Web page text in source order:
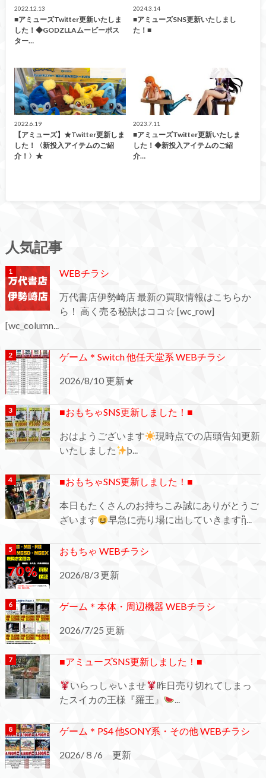
2022.12.13
■アミューズTwitter更新いたしま
した！◆GODZLLAムービーポス
ター…
2024.3.14
■アミューズSNS更新いたしまし
た！■
2022.6.19
【アミューズ】★Twitter更新しま
した！〈新投入アイテムのご紹
介！〉★
アミューズ
2023.7.11
■アミューズTwitter更新いたしま
した！◆新投入アイテムのご紹
介…
人気記事
WEBチラシ
万代書店伊勢崎店 最新の買取情報はこちらか
ら！ 高く売る秘訣はココ☆ [wc_row]
[wc_column...
ゲーム＊Switch 他任天堂系 WEBチラシ
2026/8/10 更新★
■おもちゃSNS更新しました！■
おはようございます
現時点での店頭告知更新
いたしました
þ...
■おもちゃSNS更新しました！■
本日もたくさんのお持ちこみ誠にありがとうご
ざいます
早急に売り場に出していきますᾒ...
おもちゃ WEBチラシ
2026/8/3 更新
ゲーム＊本体・周辺機器 WEBチラシ
2026/7/25 更新
■アミューズSNS更新しました！■
いらっしゃいませ
昨日売り切れてしまっ
たスイカの王様『羅王』
...
ゲーム＊PS4 他SONY系・その他 WEBチラシ
2026/８/6 更新